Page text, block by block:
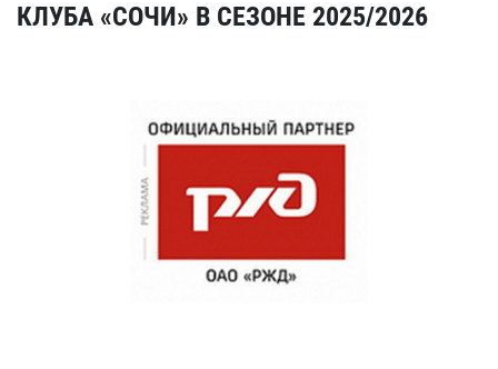
КЛУБА «СОЧИ» В СЕЗОНЕ 2025/2026